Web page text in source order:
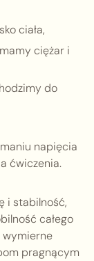
ciała,
ciężar i
do
napięcia
ćwiczenia.
i stabilność,
całego
wymierne
pragnącym